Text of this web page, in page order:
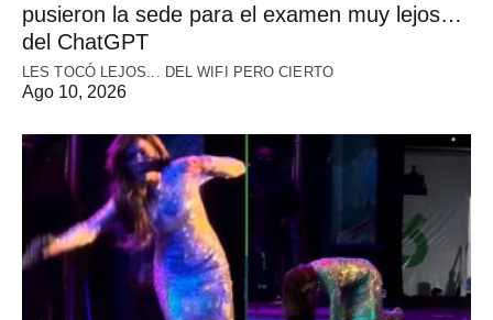
pusieron la sede para el examen muy lejos…
del ChatGPT
LES TOCÓ LEJOS... DEL WIFI PERO CIERTO
Ago 10, 2026